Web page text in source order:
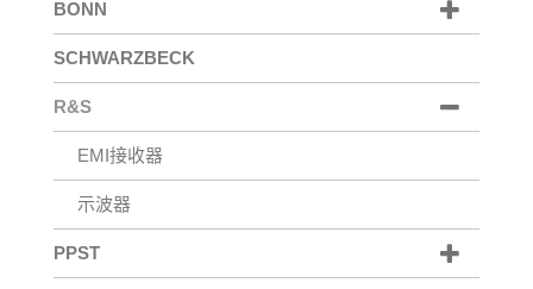
BONN
SCHWARZBECK
R&S
EMI接收器
示波器
PPST